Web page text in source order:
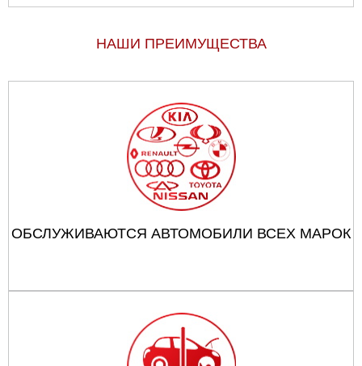
НАШИ ПРЕИМУЩЕСТВА
ОБСЛУЖИВАЮТСЯ АВТОМОБИЛИ ВСЕХ МАРОК